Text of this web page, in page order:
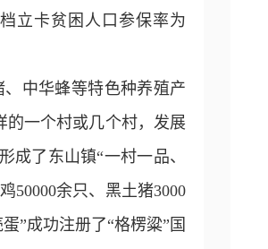
立卡贫困人口参保率为
中华蜂等特色种养殖产
的一个村或几个村，发展
了东山镇“一村一品、
50000余只、黑土猪3000
”成功注册了“格楞粱”国